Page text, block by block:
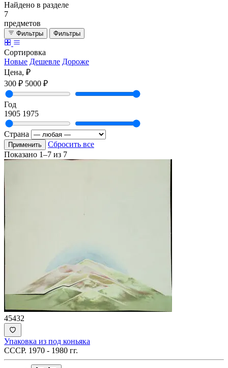
Найдено в разделе
7
предметов
Фильтры Фильтры
Сортировка
Новые Дешевле Дороже
Цена, ₽
300 ₽ 5000 ₽
Год
1905 1975
Страна
Применить
Сбросить все
Показано 1–7 из 7
45432
Упаковка из под коньяка
СССР. 1970 - 1980 гг.